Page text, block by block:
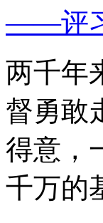
——评
两千年
督勇敢
得意，
千万的